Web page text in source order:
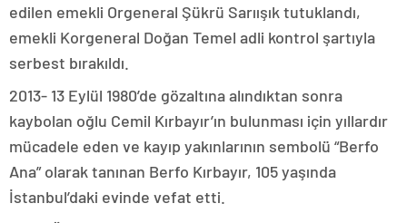
edilen emekli Orgeneral Şükrü Sarıışık tutuklandı,
emekli Korgeneral Doğan Temel adli kontrol şartıyla
serbest bırakıldı.
2013- 13 Eylül 1980’de gözaltına alındıktan sonra
kaybolan oğlu Cemil Kırbayır’ın bulunması için yıllardır
mücadele eden ve kayıp yakınlarının sembolü “Berfo
Ana” olarak tanınan Berfo Kırbayır, 105 yaşında
İstanbul’daki evinde vefat etti.